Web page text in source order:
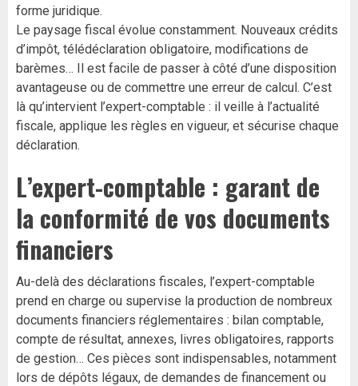
forme juridique.
Le paysage fiscal évolue constamment. Nouveaux crédits
d’impôt, télédéclaration obligatoire, modifications de
barèmes… Il est facile de passer à côté d’une disposition
avantageuse ou de commettre une erreur de calcul. C’est
là qu’intervient l’expert-comptable : il veille à l’actualité
fiscale, applique les règles en vigueur, et sécurise chaque
déclaration.
L’expert-comptable : garant de
la conformité de vos documents
financiers
Au-delà des déclarations fiscales, l’expert-comptable
prend en charge ou supervise la production de nombreux
documents financiers réglementaires : bilan comptable,
compte de résultat, annexes, livres obligatoires, rapports
de gestion… Ces pièces sont indispensables, notamment
lors de dépôts légaux, de demandes de financement ou